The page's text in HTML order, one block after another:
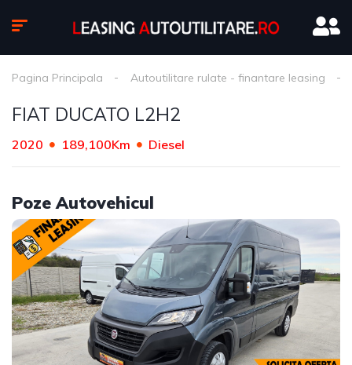
Pagina Principala Autoutilitare rulate - finantare leasing
FIAT DUCATO L2H2
2020 189,100Km Diesel
Poze Autovehicul